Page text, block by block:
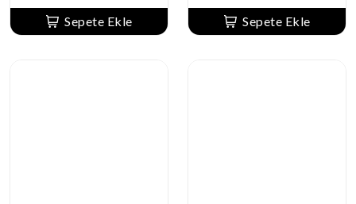
Sepete Ekle Sepete Ekle